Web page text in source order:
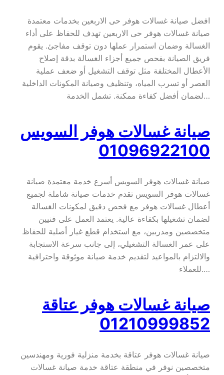
افضل صيانة غسالات هوفر حى الاربعين بخدمات معتمدة
صيانة غسالات هوفر حى الاربعين تهدف للحفاظ على أداء
الغسالة وضمان استمرار عملها دون توقف مفاجئ. يقوم
فريق الصيانة بفحص جميع أجزاء الغسالة بدقة إصلاح
الأعطال المختلفة مثل توقف التشغيل أو ضعف عملية
العصر أو تسرب المياه، وتنظيف وصيانة المكونات الداخلية
لضمان أفضل كفاءة ممكنة. تشمل الخدمة…
صيانة غسالات هوفر السويس
01096922100
صيانة غسالات هوفر السويس أسرع خدمة معتمدة صيانة
غسالات هوفر السويس تقدم خدمات صيانة شاملة لجميع
أعطال غسالات هوفر مع فحص دقيق لمكونات الغسالة
لضمان تشغيلها بكفاءة عالية. يعتمد العمل على فنيين
متخصصين ومدربين، مع استخدام قطع غيار أصلية للحفاظ
على عمر الغسالة التشغيلي، إلى جانب سرعة الاستجابة
والالتزام بالمواعيد لتقديم خدمة صيانة موثوقة واحترافية
للعملاء.…
صيانة غسالات هوفر عتاقة
01210999852
صيانة غسالات هوفر عتاقة بخدمة منزلية فورية ومهندسين
متخصصين نوفر في منطقة عتاقة خدمة صيانة غسالات